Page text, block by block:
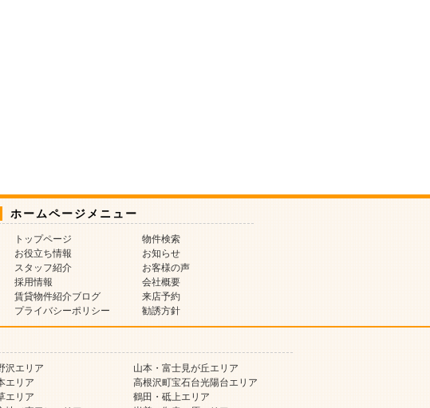
ホームページメニュー
トップページ
物件検索
お役立ち情報
お知らせ
スタッフ紹介
お客様の声
採用情報
会社概要
賃貸物件紹介ブログ
来店予約
プライバシーポリシー
勧誘方針
沢エリア
山本・富士見が丘エリア
エリア
高根沢町宝石台光陽台エリア
エリア
鶴田・砥上エリア